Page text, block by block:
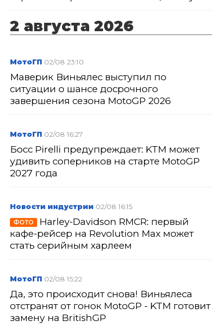
2 августа 2026
МотоГП 02/08 23:10
Маверик Виньялес выступил по
ситуации о шансе досрочного
завершения сезона MotoGP 2026
МотоГП 02/08 16:27
Босс Pirelli предупреждает: KTM может
удивить соперников на старте MotoGP
2027 года
Новости индустрии 02/08 16:15
ФОТО
Harley-Davidson RMCR: первый
кафе-рейсер на Revolution Max может
стать серийным харлеем
МотоГП 02/08 15:22
Да, это происходит снова! Виньялеса
отстранят от гонок MotoGP - KTM готовит
замену на BritishGP